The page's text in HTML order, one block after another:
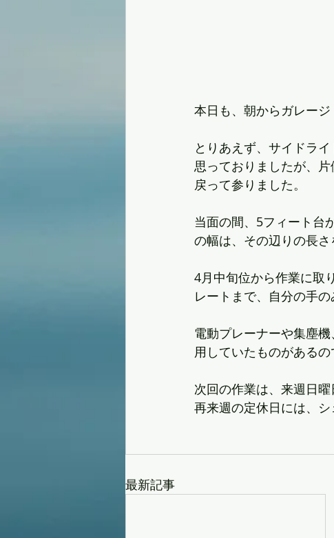
本日も、朝からガレージ
とりあえず、サイドラ
思っておりましたが、
戻って参りました。
当面の間、5フィート台
の幅は、その辺りの長さ
4月中旬位から作業に取
レートまで、自分の手
電動プレーナーや集塵
用していたものがあるの
次回の作業は、来週日曜
再来週の定休日には、シ
最新記事